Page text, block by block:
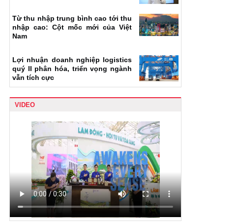
Từ thu nhập trung bình cao tới thu
nhập cao: Cột mốc mới của Việt
Nam
Lợi nhuận doanh nghiệp logistics
quý II phân hóa, triển vọng ngành
vẫn tích cực
VIDEO